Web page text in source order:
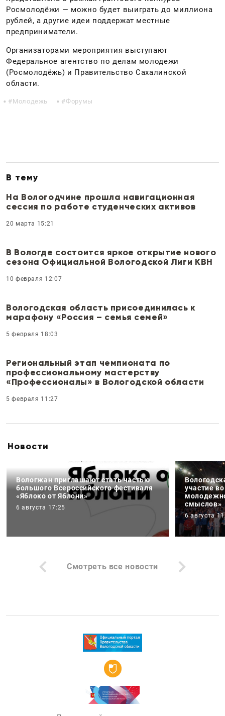
Росмолодёжи — можно будет выиграть до миллиона
рублей, а другие идеи поддержат местные
предприниматели.
Организаторами мероприятия выступают
Федеральное агентство по делам молодежи
(Росмолодёжь) и Правительство Сахалинской
области.
Молодежь Форумы
В тему
На Вологодчине прошла навигационная
сессия по работе студенческих активов
20 марта 15:21
В Вологде состоится яркое открытие нового
сезона Официальной Вологодской Лиги КВН
10 февраля 12:07
Вологодская область присоединилась к
марафону «Россия – семья семей»
5 февраля 18:03
Региональный этап чемпионата по
профессиональному мастерству
«Профессионалы» в Вологодской области
5 февраля 11:27
Новости
Вологжан приглашают стать частью
большого Всероссийского фестиваля
«Яблоко от Яблони»
6 августа 17:25
участие
смыслов»
6 августа
Смотреть все новости